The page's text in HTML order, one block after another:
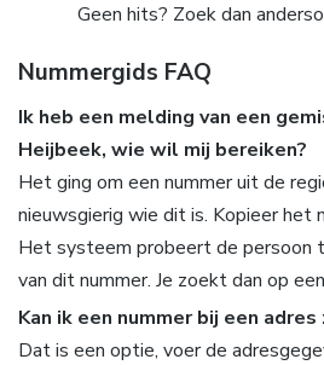
Geen hits? Zoek dan
Nummergids FAQ
Ik heb een melding van een
Heijbeek, wie wil mij bereiken?
Het ging om een nummer uit de
nieuwsgierig wie dit is. Kopieer het
Het systeem probeert de persoon
van dit nummer. Je zoekt dan op
Kan ik een nummer bij een adres
Dat is een optie, voer de